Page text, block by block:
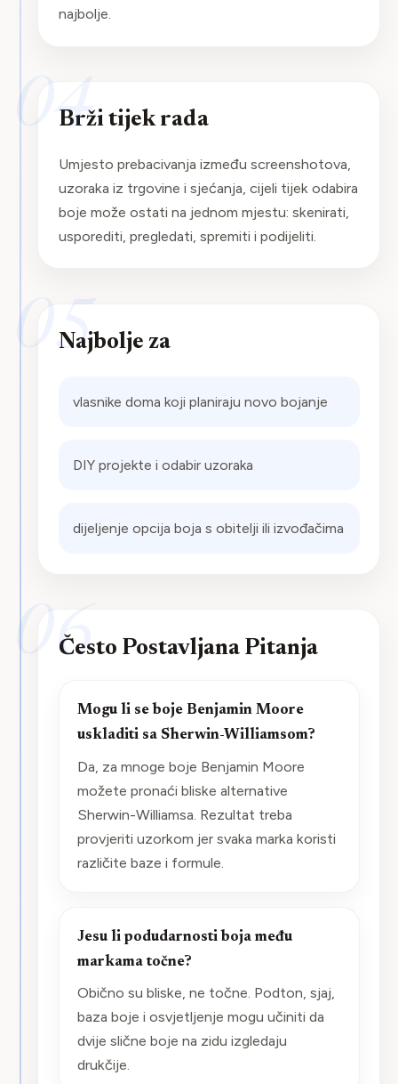
najbolje.
04
Brži tijek rada
Umjesto prebacivanja između screenshotova,
uzoraka iz trgovine i sjećanja, cijeli tijek odabira
boje može ostati na jednom mjestu: skenirati,
usporediti, pregledati, spremiti i podijeliti.
05
Najbolje za
vlasnike doma koji planiraju novo bojanje
DIY projekte i odabir uzoraka
dijeljenje opcija boja s obitelji ili izvođačima
06
Često Postavljana Pitanja
Mogu li se boje Benjamin Moore
uskladiti sa Sherwin-Williamsom?
Da, za mnoge boje Benjamin Moore
možete pronaći bliske alternative
Sherwin-Williamsa. Rezultat treba
provjeriti uzorkom jer svaka marka koristi
različite baze i formule.
Jesu li podudarnosti boja među
markama točne?
Obično su bliske, ne točne. Podton, sjaj,
baza boje i osvjetljenje mogu učiniti da
dvije slične boje na zidu izgledaju
drukčije.